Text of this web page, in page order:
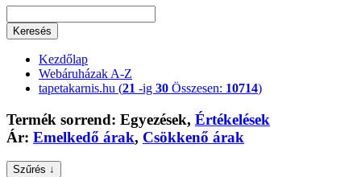
Keresés
Kezdőlap
Webáruházak A-Z
tapetakarnis.hu (21 -ig 30 Összesen: 10714)
Termék sorrend: Egyezések, Értékelések
Ár: Emelkedő árak, Csökkenő árak
Szűrés ↓